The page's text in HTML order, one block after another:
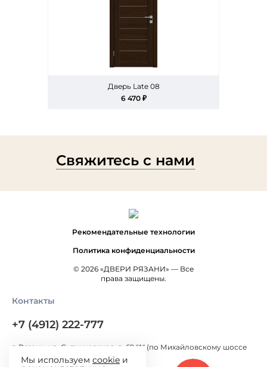
Дверь Late 08
6 470 ₽
Свяжитесь с нами
Рекомендательные технологии
Политика конфиденциальности
© 2026 «ДВЕРИ РЯЗАНИ» — Все
права защищены.
Контакты
+7 (4912) 222-777
г. Рязань, ул. Ситниковская, д. 69 "А" (по Михайловскому шоссе
300 метров от Окружной дороги)
Мы используем cookie и